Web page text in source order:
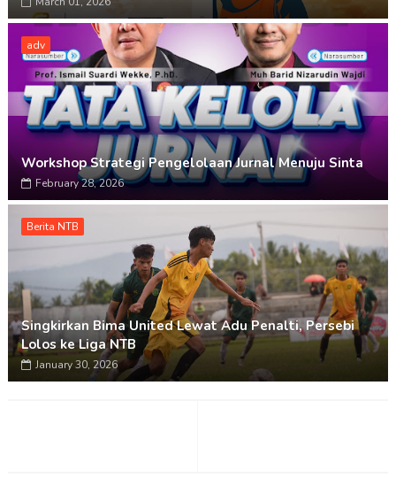
adv
Workshop Strategi Pengelolaan Jurnal Menuju Sinta
February 28, 2026
Berita NTB
Singkirkan Bima United Lewat Adu Penalti, Persebi
Lolos ke Liga NTB
January 30, 2026